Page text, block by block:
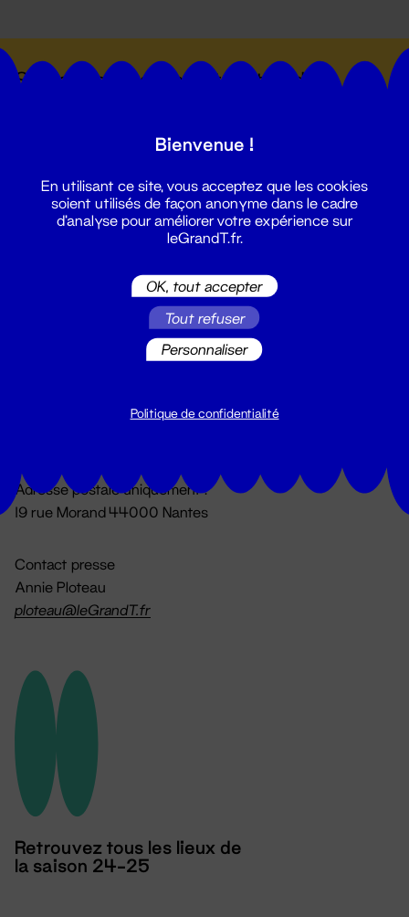
Suivez toutes les actualités du
Du lundi au vendredi 14h → 18h
Adresse postale uniquement :
19 rue Morand 44000 Nantes
Contact presse
Annie Ploteau
ploteau@leGrandT.fr
Retrouvez tous les lieux de
la saison 24-25
Bienvenue !
En utilisant ce site, vous acceptez que les cookies
soient utilisés de façon anonyme dans le cadre
d'analyse pour améliorer votre expérience sur
leGrandT.fr.
OK, tout accepter
Tout refuser
Personnaliser
Politique de confidentialité